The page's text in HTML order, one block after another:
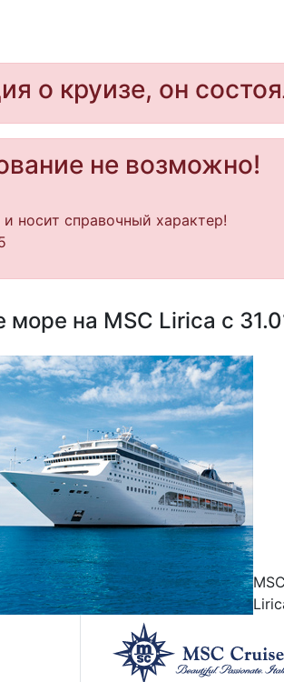
о круизе, он
не возможно!
носит справочный характер!
на MSC Lirica с